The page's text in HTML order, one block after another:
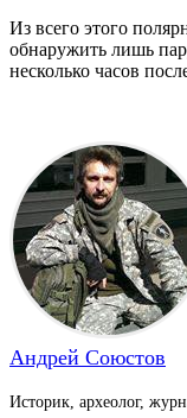
Из всего этого
обнаружить лишь
несколько часов
Андрей Союстов
Историк, археолог,